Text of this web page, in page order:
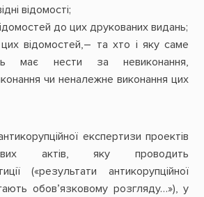
відомості;
до цих друкованих видань;
відомостей,– та хто і яку саме
має нести за невиконання,
чи неналежне виконання цих
експертизи проектів
актів, яку проводить
(«результати антикорупційної
обов’язковому розгляду…»), у